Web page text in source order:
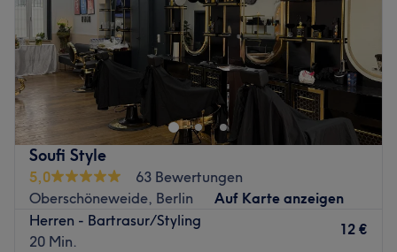
Sonntag
Geschlossen
Willkommen in unserem Salon, dein Ort für Schönheit,
Entspannung und ein gutes Gefühl
Zurück zur Salonansicht
Soufi Style
5,0
63 Bewertungen
Oberschöneweide, Berlin
Auf Karte anzeigen
Herren - Bartrasur/Styling
20 Min.
12 €